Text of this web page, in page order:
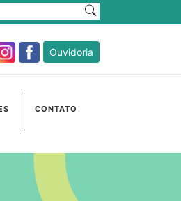
Ouvidoria
CONTATO